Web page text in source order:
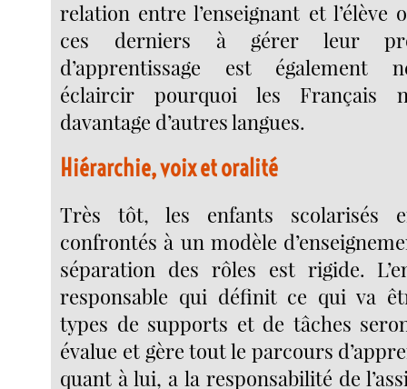
relation entre l’enseignant et l’élève
ces derniers à gérer leur
d’apprentissage est également
éclaircir pourquoi les Français
davantage d’autres langues.
Hiérarchie, voix et oralité
Très tôt, les enfants scolarisés
confrontés à un modèle
séparation des rôles est rigide.
responsable qui définit ce qui va
types de supports et de tâches
évalue et gère tout le parcours
quant à lui, a la responsabilité de